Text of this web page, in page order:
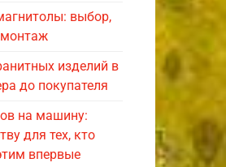
выбор,
изделий в
до покупателя
на машину:
для тех, кто
впервые